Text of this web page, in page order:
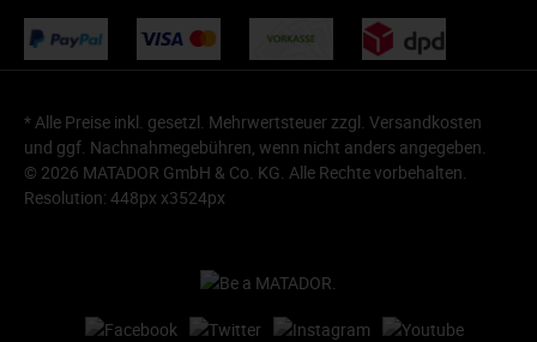
* Alle Preise inkl. gesetzl. Mehrwertsteuer zzgl. Versandkosten
und ggf. Nachnahmegebühren, wenn nicht anders angegeben.
© 2026 MATADOR GmbH & Co. KG. Alle Rechte vorbehalten.
Resolution: 448px x3524px